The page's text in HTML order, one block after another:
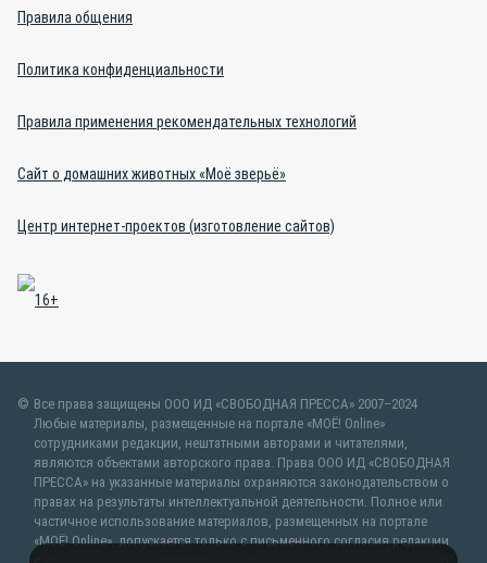
Правила общения
Политика конфиденциальности
Правила применения рекомендательных технологий
Сайт о домашних животных «Моё зверьё»
Центр интернет-проектов (изготовление сайтов)
Все права защищены ООО ИД «СВОБОДНАЯ ПРЕССА» 2007–2024
Любые материалы, размещенные на портале «МОЁ! Online»
сотрудниками редакции, нештатными авторами и читателями,
являются объектами авторского права. Права ООО ИД «СВОБОДНАЯ
ПРЕССА» на указанные материалы охраняются законодательством о
правах на результаты интеллектуальной деятельности. Полное или
частичное использование материалов, размещенных на портале
«МОЁ! Online», допускается только с письменного согласия редакции